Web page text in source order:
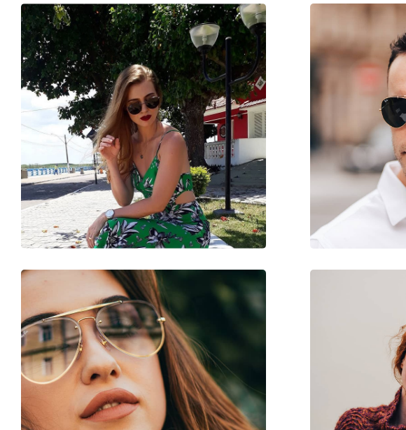
Forma ramei:
Pilot
Culoarea ramei:
Negru
Materialul ramei :
Plastic
Mărime:
M
Lățimea ramei:
138 mm
Lungimea brațelor:
145 mm
Lățimea punții nazale:
16 mm
Greutate:
103 g
Pernițe reglabile pentru nas:
Nu
Balama flexibilă:
Nu
Accesorii
Suport:
Lavetă pentru curățat:
Da
Altele
Sex:
Categorie:
Ochelari de soare
Brand:
Ray-Ban
Utilizare:
Modă